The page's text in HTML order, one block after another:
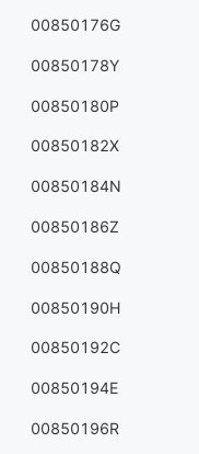
00850176G
00850178Y
00850180P
00850182X
00850184N
00850186Z
00850188Q
00850190H
00850192C
00850194E
00850196R